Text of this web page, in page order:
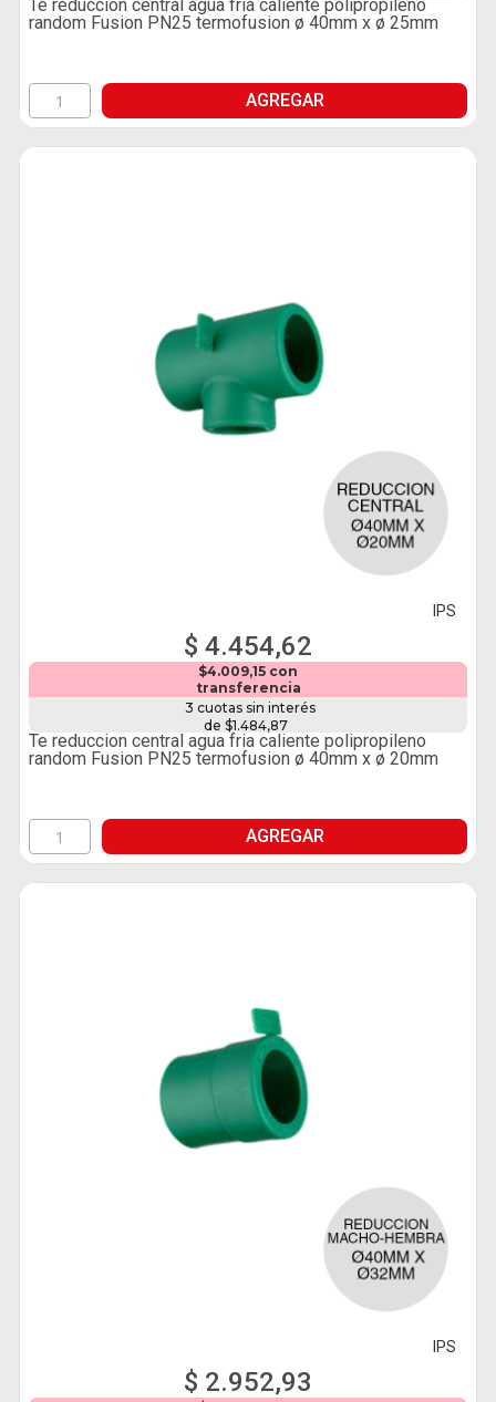
Te reduccion central agua fria caliente polipropileno
random Fusion PN25 termofusion ø 40mm x ø 25mm
AGREGAR
IPS
$ 4.454,62
$4.009,15 con
transferencia
3 cuotas sin interés
de $1.484,87
Te reduccion central agua fria caliente polipropileno
random Fusion PN25 termofusion ø 40mm x ø 20mm
AGREGAR
IPS
$ 2.952,93